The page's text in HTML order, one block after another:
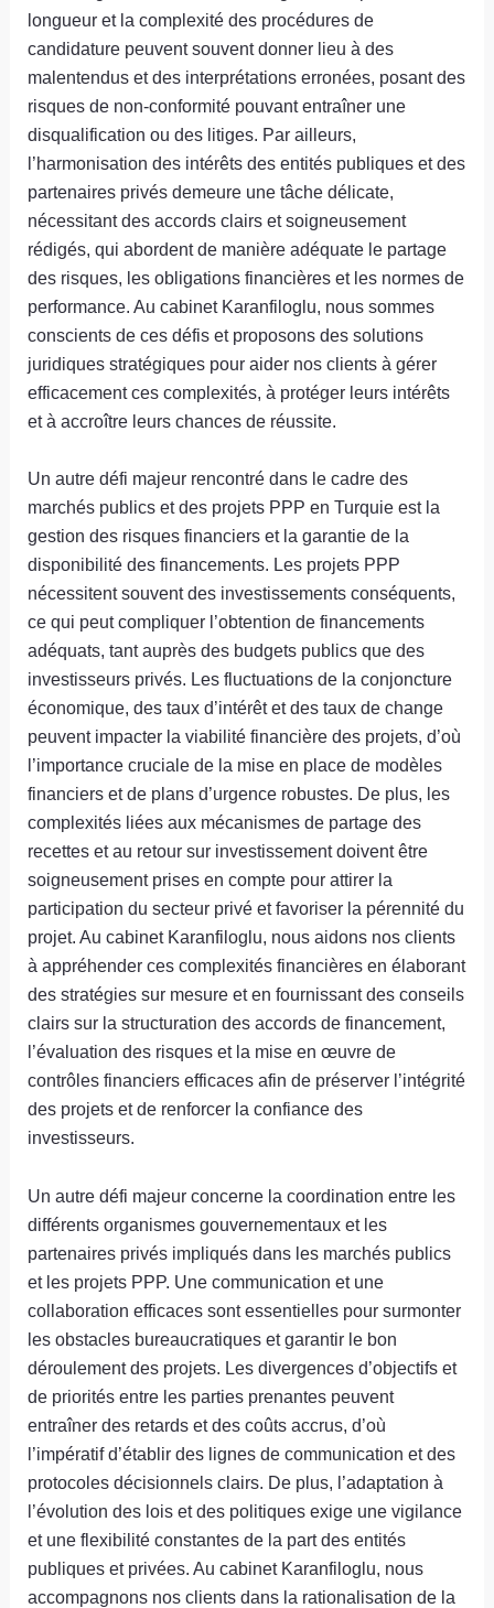
longueur et la complexité des procédures de
candidature peuvent souvent donner lieu à des
malentendus et des interprétations erronées, posant des
risques de non-conformité pouvant entraîner une
disqualification ou des litiges. Par ailleurs,
l’harmonisation des intérêts des entités publiques et des
partenaires privés demeure une tâche délicate,
nécessitant des accords clairs et soigneusement
rédigés, qui abordent de manière adéquate le partage
des risques, les obligations financières et les normes de
performance. Au cabinet Karanfiloglu, nous sommes
conscients de ces défis et proposons des solutions
juridiques stratégiques pour aider nos clients à gérer
efficacement ces complexités, à protéger leurs intérêts
et à accroître leurs chances de réussite.
Un autre défi majeur rencontré dans le cadre des
marchés publics et des projets PPP en Turquie est la
gestion des risques financiers et la garantie de la
disponibilité des financements. Les projets PPP
nécessitent souvent des investissements conséquents,
ce qui peut compliquer l’obtention de financements
adéquats, tant auprès des budgets publics que des
investisseurs privés. Les fluctuations de la conjoncture
économique, des taux d’intérêt et des taux de change
peuvent impacter la viabilité financière des projets, d’où
l’importance cruciale de la mise en place de modèles
financiers et de plans d’urgence robustes. De plus, les
complexités liées aux mécanismes de partage des
recettes et au retour sur investissement doivent être
soigneusement prises en compte pour attirer la
participation du secteur privé et favoriser la pérennité du
projet. Au cabinet Karanfiloglu, nous aidons nos clients
à appréhender ces complexités financières en élaborant
des stratégies sur mesure et en fournissant des conseils
clairs sur la structuration des accords de financement,
l’évaluation des risques et la mise en œuvre de
contrôles financiers efficaces afin de préserver l’intégrité
des projets et de renforcer la confiance des
investisseurs.
Un autre défi majeur concerne la coordination entre les
différents organismes gouvernementaux et les
partenaires privés impliqués dans les marchés publics
et les projets PPP. Une communication et une
collaboration efficaces sont essentielles pour surmonter
les obstacles bureaucratiques et garantir le bon
déroulement des projets. Les divergences d’objectifs et
de priorités entre les parties prenantes peuvent
entraîner des retards et des coûts accrus, d’où
l’impératif d’établir des lignes de communication et des
protocoles décisionnels clairs. De plus, l’adaptation à
l’évolution des lois et des politiques exige une vigilance
et une flexibilité constantes de la part des entités
publiques et privées. Au cabinet Karanfiloglu, nous
accompagnons nos clients dans la rationalisation de la